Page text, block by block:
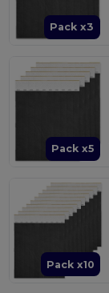
Pack x3
Pack x5
Pack x10